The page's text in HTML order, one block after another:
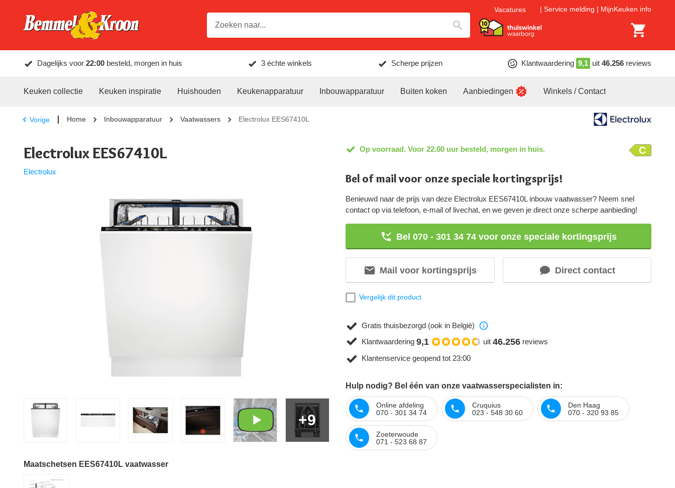
Vacatures Service melding MijnKeuken info
Dagelijks voor 22:00 besteld, morgen in huis 3 échte winkels Scherpe prijzen Klantwaardering 9,1 uit 46.256 reviews
Keuken collectie Keuken inspiratie Huishouden Keukenapparatuur Inbouwapparatuur Buiten koken Aanbiedingen Winkels / Contact
Vorige Home Inbouwapparatuur Vaatwassers Electrolux EES67410L
Electrolux EES67410L
Electrolux
+9
Maatschetsen EES67410L vaatwasser
Op voorraad. Voor 22.00 uur besteld, morgen in huis. C
Bel of mail voor onze speciale kortingsprijs!
Benieuwd naar de prijs van deze Electrolux EES67410L inbouw vaatwasser? Neem snel
contact op via telefoon, e-mail of livechat, en we geven je direct onze scherpe aanbieding!
Bel 070 - 301 34 74 voor onze speciale kortingsprijs
Mail voor kortingsprijs Direct contact
Vergelijk dit product
Gratis thuisbezorgd (ook in België)
Klantwaardering 9,1 uit 46.256 reviews
Klantenservice geopend tot 23:00
Hulp nodig? Bel één van onze vaatwasserspecialisten in:
Online afdeling
070 - 301 34 74
Cruquius
023 - 548 30 60
Den Haag
070 - 320 93 85
Zoeterwoude
071 - 523 68 87